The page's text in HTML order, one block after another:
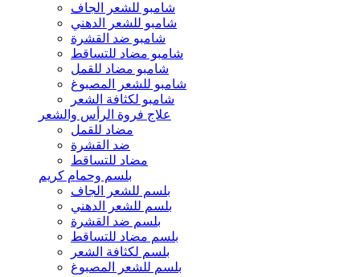
شامبو للشعر الجاف
شامبو للشعر الدهني
شامبو ضد القشرة
شامبو مضاد للتساقط
شامبو مضاد للقمل
شامبو للشعر المصبوغ
شامبو لكثافة الشعر
علاج فروة الرأس والشعر
مضاد للقمل
ضد القشرة
مضاد للتساقط
بلسم وحمام كريم
بلسم للشعر الجاف
بلسم للشعر الدهني
بلسم ضد القشرة
بلسم مضاد للتساقط
بلسم لكثافة الشعر
بلسم للشعر المصبوغ